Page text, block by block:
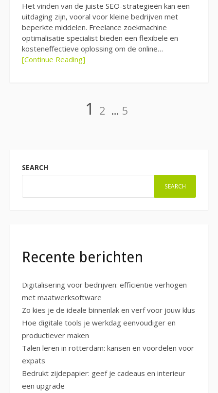
Het vinden van de juiste SEO-strategieën kan een
uitdaging zijn, vooral voor kleine bedrijven met
beperkte middelen. Freelance zoekmachine
optimalisatie specialist bieden een flexibele en
kosteneffectieve oplossing om de online…
[Continue Reading]
Page
1 Page
2 … Page
5
SEARCH
SEARCH
Recente berichten
Digitalisering voor bedrijven: efficiëntie verhogen
met maatwerksoftware
Zo kies je de ideale binnenlak en verf voor jouw klus
Hoe digitale tools je werkdag eenvoudiger en
productiever maken
Talen leren in rotterdam: kansen en voordelen voor
expats
Bedrukt zijdepapier: geef je cadeaus en interieur
een upgrade